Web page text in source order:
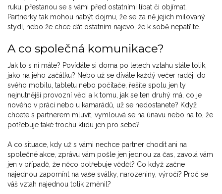
ruku, přestanou se s vámi před ostatními líbat či objímat.
Partnerky tak mohou nabýt dojmu, že se za ně jejich milovaný
stydí, nebo že chce dát ostatním najevo, že k sobě nepatříte.
A co společná komunikace?
Jak to s ní máte? Povídáte si doma po letech vztahu stále tolik,
jako na jeho začátku? Nebo už se díváte každý večer raději do
svého mobilu, tabletu nebo počítače, řešíte spolu jen ty
nejnutnější provozní věci a k tomu, jak se ten druhý má, co je
nového v práci nebo u kamarádů, už se nedostanete? Když
chcete s partnerem mluvit, vymlouvá se na únavu nebo na to, že
potřebuje také trochu klidu jen pro sebe?
A co situace, kdy už s vámi nechce partner chodit ani na
společné akce, zprávu vám pošle jen jednou za čas, zavolá vám
jen v případě, že něco potřebuje vědět? Co když začne
najednou zapomínt na vaše svátky, narozeniny, výročí? Proč se
váš vztah najednou tolik změnil?